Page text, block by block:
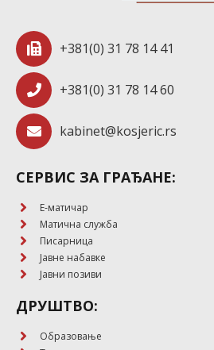
+381(0) 31 78 14 41
+381(0) 31 78 14 60
kabinet@kosjeric.rs
СЕРВИС ЗА ГРАЂАНЕ:
E-матичар
Матична служба
Писарница
Јавне набавке
Јавни позиви
ДРУШТВО:
Образовање